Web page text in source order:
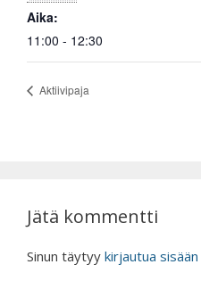
Aika:
11:00 - 12:30
Aktiivipaja
Jätä kommentti
Sinun täytyy kirjautua sisään